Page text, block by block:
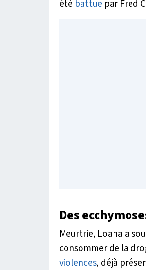
été battue par Fred
Des
Meurtrie, Loana a
consommer de la
violences, déjà